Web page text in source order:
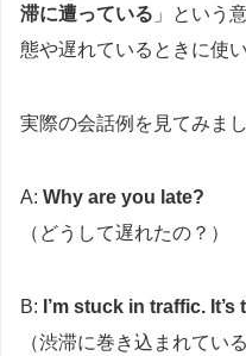
滞に遭っている 」という
態や遅れているときに使い
実際の会話例を見てみまし
A: Why are you late?
（どうして遅れたの？）
B: I’m stuck in traffic.
（渋滞に巻き込まれてい